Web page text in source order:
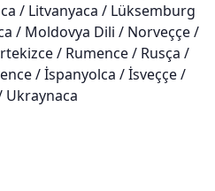
/ Litvanyaca / Lüksemburg
/ Moldovya Dili / Norveççe /
/ Rumence / Rusça /
/ İspanyolca / İsveççe /
Ukraynaca